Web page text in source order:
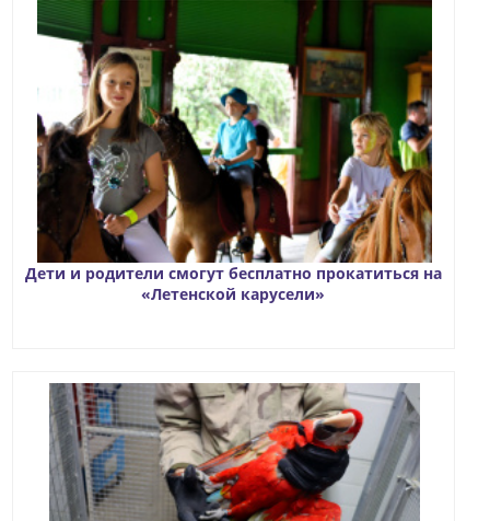
Дети и родители смогут бесплатно прокатиться на
«Летенской карусели»